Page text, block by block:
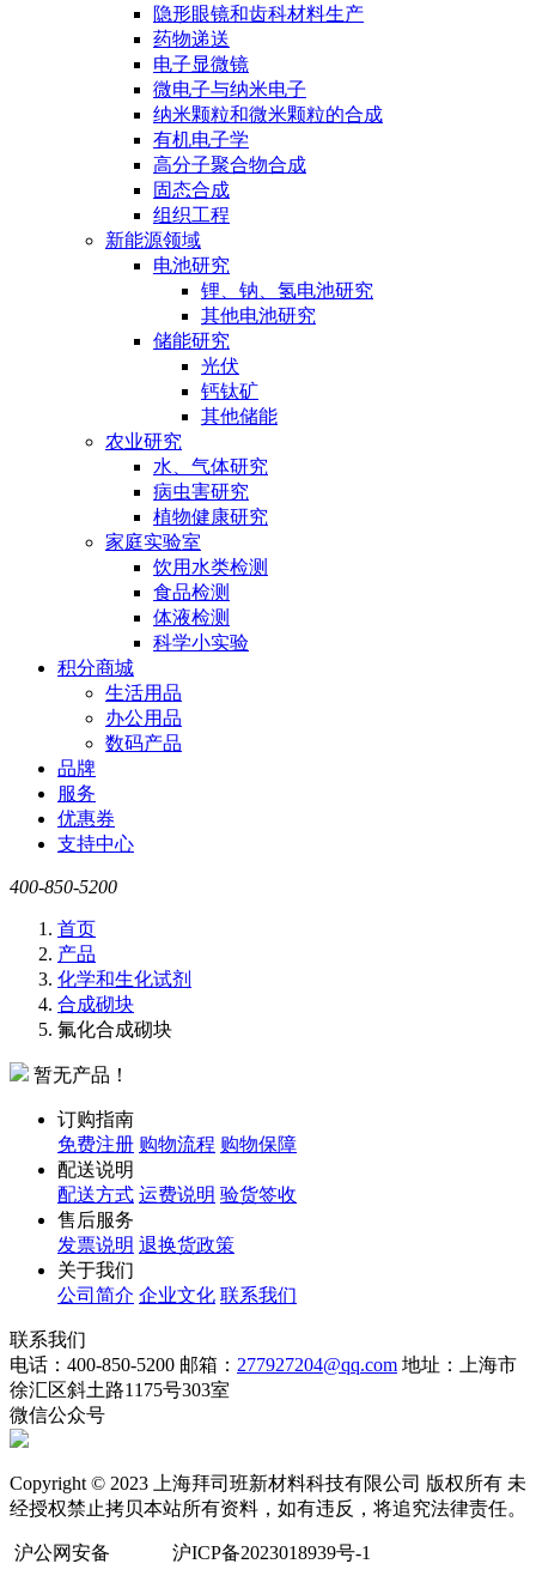
隐形眼镜和齿科材料生产
药物递送
电子显微镜
微电子与纳米电子
纳米颗粒和微米颗粒的合成
有机电子学
高分子聚合物合成
固态合成
组织工程
新能源领域
电池研究
锂、钠、氢电池研究
其他电池研究
储能研究
光伏
钙钛矿
其他储能
农业研究
水、气体研究
病虫害研究
植物健康研究
家庭实验室
饮用水类检测
食品检测
体液检测
科学小实验
积分商城
生活用品
办公用品
数码产品
品牌
服务
优惠券
支持中心
400-850-5200
首页
产品
化学和生化试剂
合成砌块
氟化合成砌块
暂无产品！
订购指南
免费注册 购物流程 购物保障
配送说明
配送方式 运费说明 验货签收
售后服务
发票说明 退换货政策
关于我们
公司简介 企业文化 联系我们
联系我们
电话：400-850-5200 邮箱： 277927204@qq.com 地址：上海市
徐汇区斜土路1175号303室
微信公众号
Copyright © 2023 上海拜司班新材料科技有限公司 版权所有 未
经授权禁止拷贝本站所有资料，如有违反，将追究法律责任。
沪公网安备 沪ICP备2023018939号-1